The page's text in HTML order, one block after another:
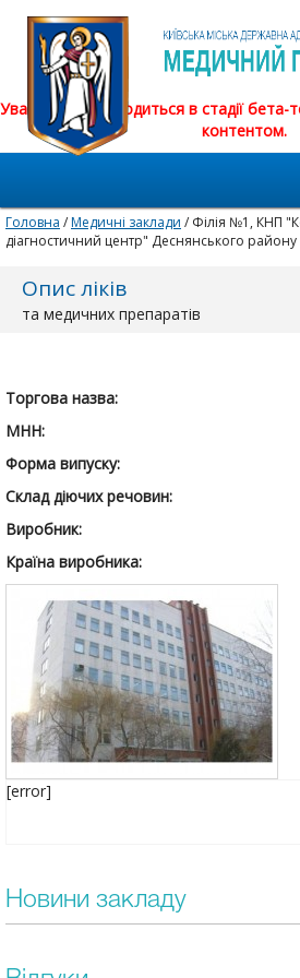
Увага! Сайт знаходиться в стадії
контентом.
Головна /Медичні заклади / Філія №1, КНП
діагностичний центр" Деснянського району
Опис ліків
та медичних препаратів
Торгова назва:
МНН:
Форма випуску:
Склад діючих речовин:
Виробник:
Країна виробника:
[error]
Новини закладу